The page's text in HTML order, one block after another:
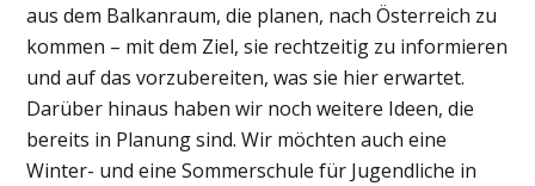
aus dem Balkanraum, die planen, nach Österreich zu
kommen – mit dem Ziel, sie rechtzeitig zu informieren
und auf das vorzubereiten, was sie hier erwartet.
Darüber hinaus haben wir noch weitere Ideen, die
bereits in Planung sind. Wir möchten auch eine
Winter- und eine Sommerschule für Jugendliche in